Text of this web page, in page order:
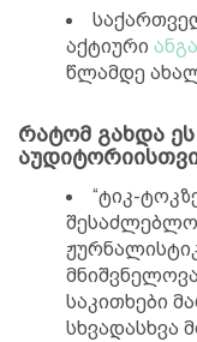
აქტიური
წლამდე
რატომ გახდა
“ტიკ-
საკითხები
სხვადასხვა